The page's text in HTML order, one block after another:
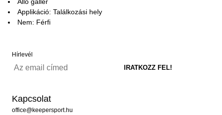
Applikáció: Találkozási hely
Nem: Férfi
Hírlevél
Kapcsolat
office@keepersport.hu